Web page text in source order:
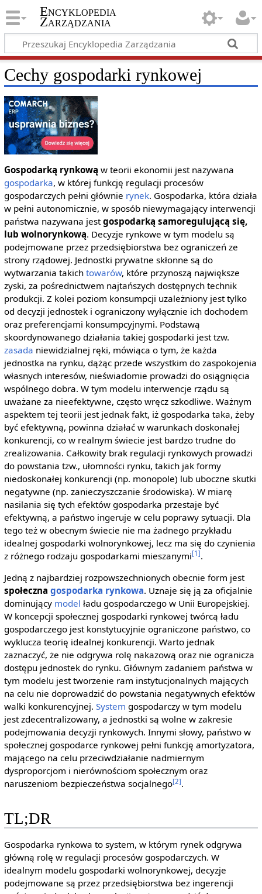
Encyklopedia
Zarządzania
Cechy gospodarki rynkowej
Gospodarką rynkową w teorii ekonomii jest nazywana
gospodarka, w której funkcję regulacji procesów
gospodarczych pełni głównie rynek. Gospodarka, która działa
w pełni autonomicznie, w sposób niewymagający interwencji
państwa nazywana jestgospodarką samoregulującą się,
lub wolnorynkową. Decyzje rynkowe w tym modelu są
podejmowane przez przedsiębiorstwa bez ograniczeń ze
strony rządowej. Jednostki prywatne skłonne są do
wytwarzania takich towarów, które przynoszą największe
zyski, za pośrednictwem najtańszych dostępnych technik
produkcji. Z kolei poziom konsumpcji uzależniony jest tylko
od decyzji jednostek i ograniczony wyłącznie ich dochodem
oraz preferencjami konsumpcyjnymi. Podstawą
skoordynowanego działania takiej gospodarki jest tzw.
zasada niewidzialnej ręki, mówiąca o tym, że każda
jednostka na rynku, dążąc przede wszystkim do zaspokojenia
własnych interesów, nieświadomie prowadzi do osiągnięcia
wspólnego dobra. W tym modelu interwencje rządu są
uważane za nieefektywne, często wręcz szkodliwe. Ważnym
aspektem tej teorii jest jednak fakt, iż gospodarka taka, żeby
być efektywną, powinna działać w warunkach doskonałej
konkurencji, co w realnym świecie jest bardzo trudne do
zrealizowania. Całkowity brak regulacji rynkowych prowadzi
do powstania tzw., ułomności rynku, takich jak formy
niedoskonałej konkurencji (np. monopole) lub uboczne skutki
negatywne (np. zanieczyszczanie środowiska). W miarę
nasilania się tych efektów gospodarka przestaje być
efektywną, a państwo ingeruje w celu poprawy sytuacji. Dla
tego też w obecnym świecie nie ma żadnego przykładu
idealnej gospodarki wolnorynkowej, lecz ma się do czynienia
z różnego rodzaju gospodarkami mieszanymi[1].
Jedną z najbardziej rozpowszechnionych obecnie form jest
społeczna gospodarka rynkowa. Uznaje się ją za oficjalnie
dominujący model ładu gospodarczego w Unii Europejskiej.
W koncepcji społecznej gospodarki rynkowej twórcą ładu
gospodarczego jest konstytucyjnie ograniczone państwo, co
wyklucza teorię idealnej konkurencji. Warto jednak
zaznaczyć, że nie odgrywa rolę nakazową oraz nie ogranicza
dostępu jednostek do rynku. Głównym zadaniem państwa w
tym modelu jest tworzenie ram instytucjonalnych mających
na celu nie doprowadzić do powstania negatywnych efektów
walki konkurencyjnej. System gospodarczy w tym modelu
jest zdecentralizowany, a jednostki są wolne w zakresie
podejmowania decyzji rynkowych. Innymi słowy, państwo w
społecznej gospodarce rynkowej pełni funkcję amortyzatora,
mającego na celu przeciwdziałanie nadmiernym
dysproporcjom i nierównościom społecznym oraz
naruszeniom bezpieczeństwa socjalnego[2].
TL;DR
Gospodarka rynkowa to system, w którym rynek odgrywa
główną rolę w regulacji procesów gospodarczych. W
idealnym modelu gospodarki wolnorynkowej, decyzje
podejmowane są przez przedsiębiorstwa bez ingerencji